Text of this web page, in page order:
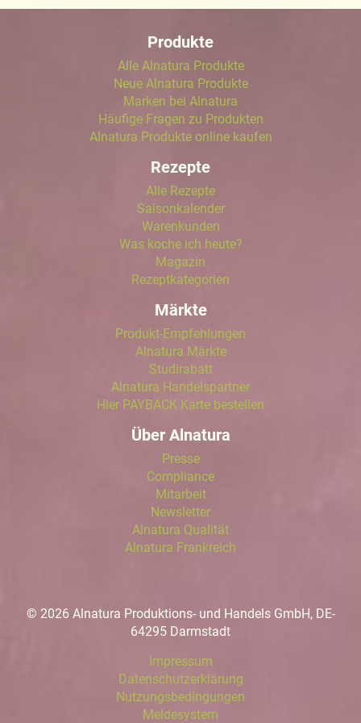
Produkte
Alle Alnatura Produkte
Neue Alnatura Produkte
Marken bei Alnatura
Häufige Fragen zu Produkten
Alnatura Produkte online kaufen
Rezepte
Alle Rezepte
Saisonkalender
Warenkunden
Was koche ich heute?
Magazin
Rezeptkategorien
Märkte
Produkt-Empfehlungen
Alnatura Märkte
Studirabatt
Alnatura Handelspartner
Hier PAYBACK Karte bestellen
Über Alnatura
Presse
Compliance
Mitarbeit
Newsletter
Alnatura Qualität
Alnatura Frankreich
© 2026 Alnatura Produktions- und Handels GmbH, DE-
64295 Darmstadt
Impressum
Datenschutzerklärung
Nutzungsbedingungen
Meldesystem